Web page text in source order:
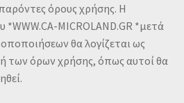
όρους χρήσης. Η
*WWW.CA-MICROLAND.GR *μετά
θα λογίζεται ως
των όρων χρήσης, όπως αυτοί θα